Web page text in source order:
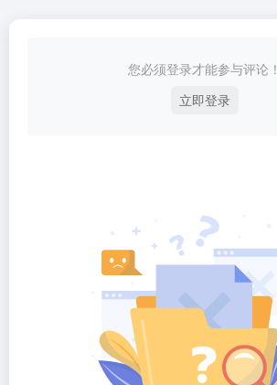
您必须登录才能参与评论！
立即登录